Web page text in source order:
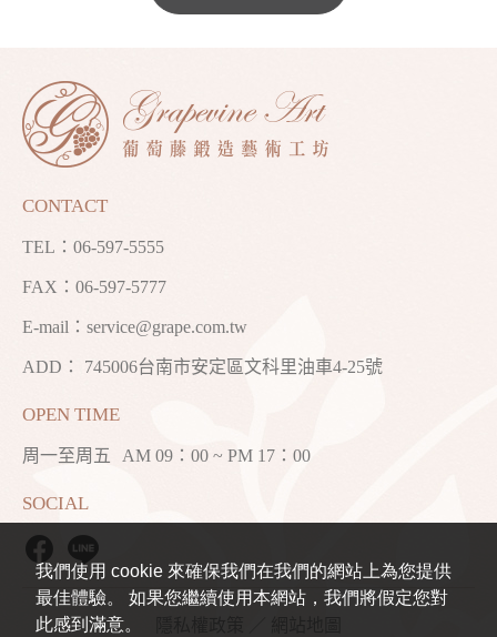
我們使用 cookie 來確保我們在我們的網站上為您提供
最佳體驗。 如果您繼續使用本網站，我們將假定您對
此感到滿意。
CONTACT
TEL： 06-597-5555
FAX：06-597-5777
E-mail： service@grape.com.tw
ADD： 745006台南市安定區文科里油車4-25號
OPEN TIME
周一至周五 AM 09：00 ~ PM 17：00
SOCIAL